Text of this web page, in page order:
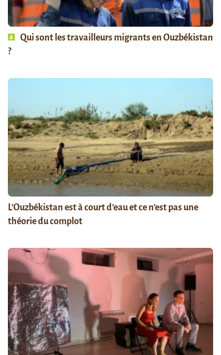
Qui sont les travailleurs migrants en Ouzbékistan
?
L’Ouzbékistan est à court d’eau et ce n’est pas une
théorie du complot